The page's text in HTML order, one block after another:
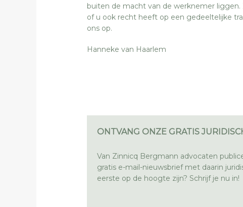
buiten de macht van de werknemer
of u ook recht heeft op een gedeeltelijke
ons op.
Hanneke van Haarlem
ONTVANG ONZE GRATIS
Van Zinnicq Bergmann advocaten
gratis e-mail-nieuwsbrief met daarin
eerste op de hoogte zijn? Schrijf je nu in!